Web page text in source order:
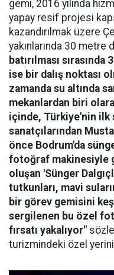
gemi, 2016 yılında
yapay resif projesi
kazandırılmak üzere
yakınlarında 30 metre
batırılması
ise bir dalış noktası
zamanda su altında
mekanlardan biri
içinde, Türkiye'nin ilk
sanatçılarından
önce Bodrum'da
fotoğraf makinesiyle
oluşan 'Sünger
tutkunları, mavi
bir görev gemisini
sergilenen bu özel
fırsatı yakalıyor"
turizmindeki özel yerini